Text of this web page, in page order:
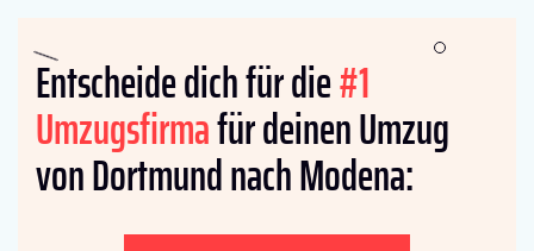
Entscheide dich für die#1
Umzugsfirmafür deinen Umzug
von Dortmund nach Modena: